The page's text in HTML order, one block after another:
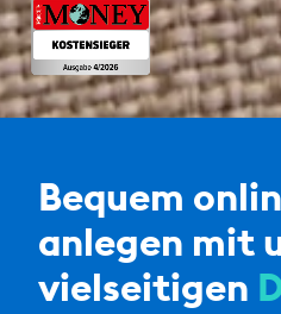
Bequem
anlegen mit
vielseitigen